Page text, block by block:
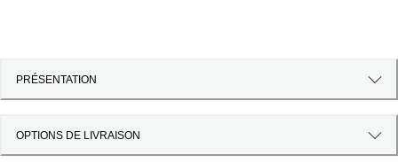
PRÉSENTATION
OPTIONS DE LIVRAISON